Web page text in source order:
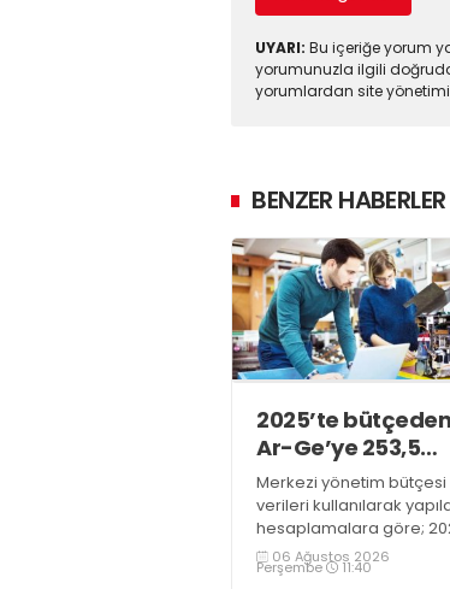
UYARI: Bu içeriğe yorum
yorumunuzla ilgili
yorumlardan site
BENZER HABERLER
2025’te bütçeden
Ar-Ge’ye 253,5
milyar lira
Merkezi yönetim bütçesi
verileri kullanılarak
hesaplamalara göre;
yılında Ar-Ge faaliyetleri
gerçekleştirilen harcama
06 Ağustos 2026
Perşembe 11:40